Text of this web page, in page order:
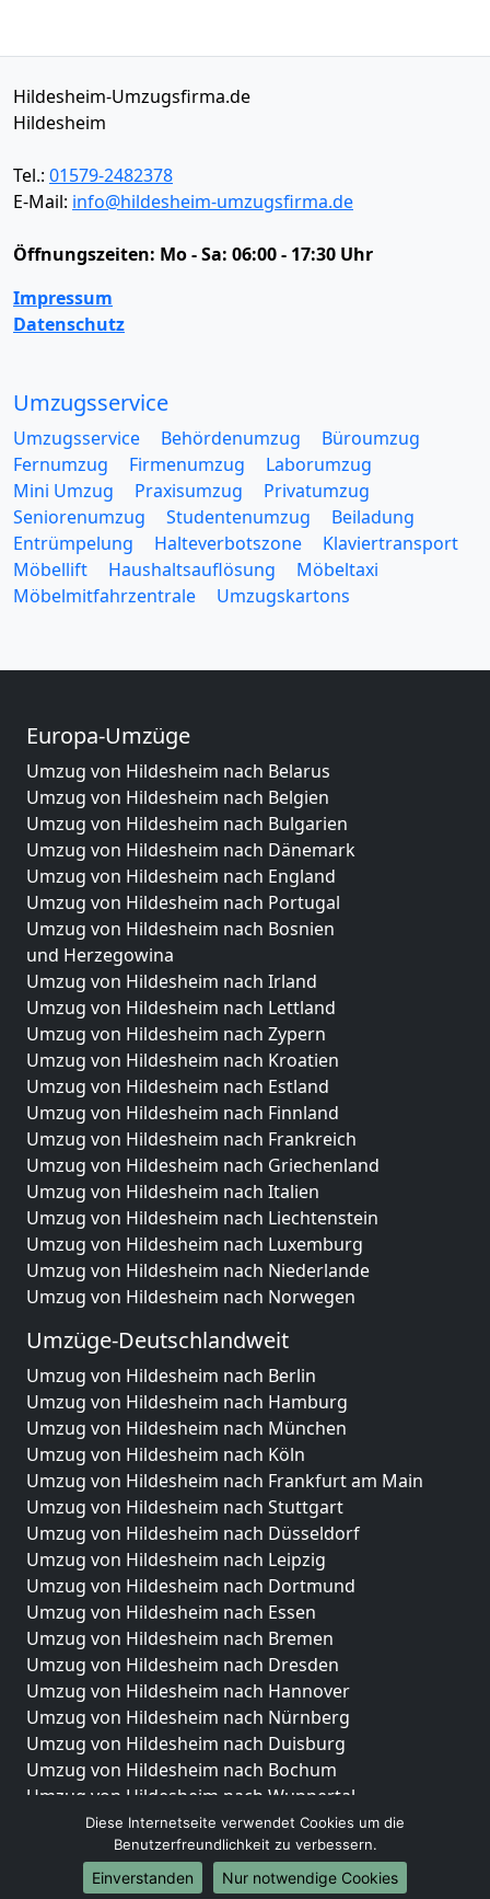
Hildesheim-Umzugsfirma.de
Hildesheim
Tel.: 01579-2482378
E-Mail: info@hildesheim-umzugsfirma.de
Öffnungszeiten: Mo - Sa: 06:00 - 17:30 Uhr
Impressum
Datenschutz
Umzugsservice
Umzugsservice Behördenumzug
Büroumzug
Fernumzug
Firmenumzug
Laborumzug
Mini Umzug
Praxisumzug
Privatumzug
Seniorenumzug
Studentenumzug
Beiladung
Entrümpelung
Halteverbotszone
Klaviertransport
Möbellift
Haushaltsauflösung
Möbeltaxi
Möbelmitfahrzentrale
Umzugskartons
Europa-Umzüge
Umzug von Hildesheim nach Belarus
Umzug von Hildesheim nach Belgien
Umzug von Hildesheim nach Bulgarien
Umzug von Hildesheim nach Dänemark
Umzug von Hildesheim nach England
Umzug von Hildesheim nach Portugal
Umzug von Hildesheim nach Bosnien
und Herzegowina
Umzug von Hildesheim nach Irland
Umzug von Hildesheim nach Lettland
Umzug von Hildesheim nach Zypern
Umzug von Hildesheim nach Kroatien
Umzug von Hildesheim nach Estland
Umzug von Hildesheim nach Finnland
Umzug von Hildesheim nach Frankreich
Umzug von Hildesheim nach Griechenland
Umzug von Hildesheim nach Italien
Umzug von Hildesheim nach Liechtenstein
Umzug von Hildesheim nach Luxemburg
Umzug von Hildesheim nach Niederlande
Umzug von Hildesheim nach Norwegen
Umzüge-Deutschlandweit
Umzug von Hildesheim nach Berlin
Umzug von Hildesheim nach Hamburg
Umzug von Hildesheim nach München
Umzug von Hildesheim nach Köln
Umzug von Hildesheim nach Frankfurt am Main
Umzug von Hildesheim nach Stuttgart
Umzug von Hildesheim nach Düsseldorf
Umzug von Hildesheim nach Leipzig
Umzug von Hildesheim nach Dortmund
Umzug von Hildesheim nach Essen
Umzug von Hildesheim nach Bremen
Umzug von Hildesheim nach Dresden
Umzug von Hildesheim nach Hannover
Umzug von Hildesheim nach Nürnberg
Umzug von Hildesheim nach Duisburg
Umzug von Hildesheim nach Bochum
Umzug von Hildesheim nach Wuppertal
Umzug von Hildesheim nach Bielefeld
Umzug von Hildesheim nach Bonn
Umzug von Hildesheim nach Münster
Diese Internetseite verwendet Cookies um die
Benutzerfreundlichkeit zu verbessern.
Einverstanden
Nur notwendige Cookies